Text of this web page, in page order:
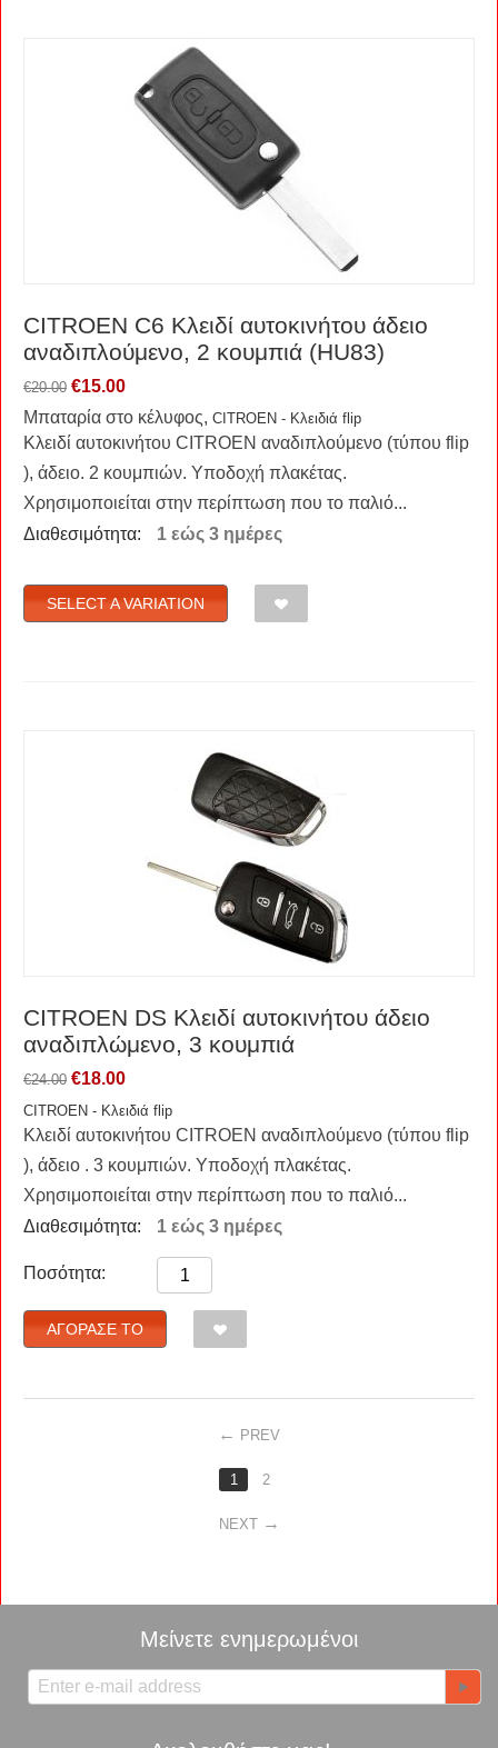
CITROEN C6 Κλειδί αυτοκινήτου άδειο
αναδιπλούμενο, 2 κουμπιά (HU83)
€20.00 €15.00
Μπαταρία στο κέλυφος, CITROEN - Κλειδιά flip
Κλειδί αυτοκινήτου CITROEN αναδιπλούμενο (τύπου flip
), άδειο. 2 κουμπιών. Υποδοχή πλακέτας.
Χρησιμοποιείται στην περίπτωση που το παλιό...
Διαθεσιμότητα:
1 εώς 3 ημέρες
SELECT A VARIATION
CITROEN DS Κλειδί αυτοκινήτου άδειο
αναδιπλώμενο, 3 κουμπιά
€24.00 €18.00
CITROEN - Κλειδιά flip
Κλειδί αυτοκινήτου CITROEN αναδιπλούμενο (τύπου flip
), άδειο . 3 κουμπιών. Υποδοχή πλακέτας.
Χρησιμοποιείται στην περίπτωση που το παλιό...
Διαθεσιμότητα:
1 εώς 3 ημέρες
Ποσότητα:
ΑΓΌΡΑΣΈ ΤΟ
PREV
1 2
NEXT
Μείνετε ενημερωμένοι